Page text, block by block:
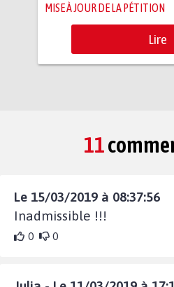
MISE À JOUR DE LA PÉTITION
Lire
11
Le 15/03/2019 à 08:37:56
Inadmissible !!!
0 0